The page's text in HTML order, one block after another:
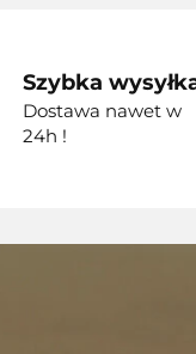
Szybka
Dostawa nawet w
24h !